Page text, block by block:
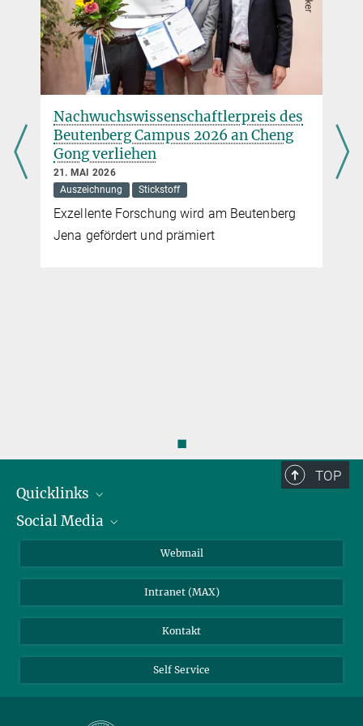
Nachwuchswissen­schaft­ler­preis des
Beutenberg Campus 2026 an Cheng
Gong verliehen
21. MAI 2026
Auszeichnung
Stickstoff
Exzellente Forschung wird am Beutenberg
Jena gefördert und prämiert
◼
TOP
Quicklinks
IMPRS Graduiertenschule
Wetterstation
Social Media
BlueSky
Webmail
Intranet (MAX)
Kontakt
Self Service